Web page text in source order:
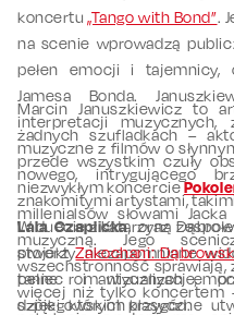
koncertu„Tango with Bond”.
na scenie wprowadzą
pełen emocji i tajemnicy,
Jamesa Bonda.
interpretacji muzycznych,
muzyczne z filmów o
nowego, intrygującego
znakomitymi artystami,
Lala Czaplicka, oraz
stworzy niezapomniane
taniec i wizualizacje,
szpiegowskich przygód.
Marcin Januszkiewicz to
żadnych szufladkach –
przede wszystkim czuły
niezwykłym koncercie
millenialsów słowami
muzyczną. Jego
wszechstronność
więcej niż tylko koncertem
W duecie z Katarzyną
projektZakochani:
pełne romantycznych
dzięki którym klasyczne